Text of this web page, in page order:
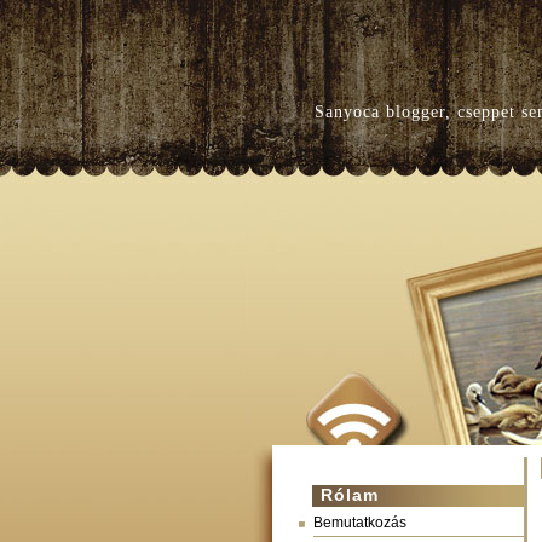
Sanyoca blogger, cseppet
Rólam
Bemutatkozás